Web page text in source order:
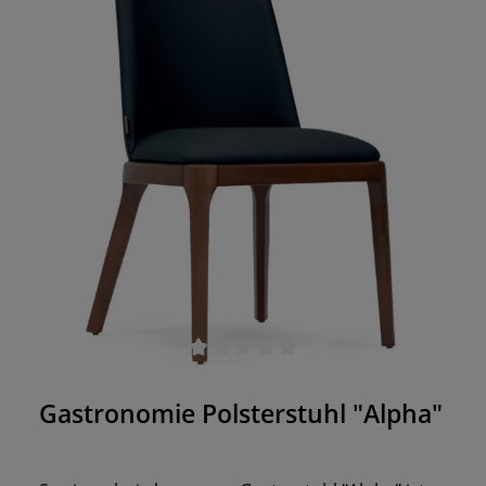
Durchschnittliche Bewertung von 0 von 5 Sternen
Gastronomie Polsterstuhl "Alpha"